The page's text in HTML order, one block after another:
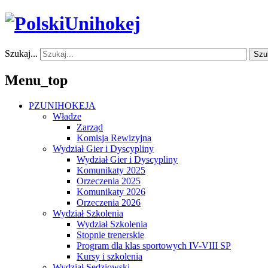
Szukaj...
Menu_top
PZUNIHOKEJA
Władze
Zarząd
Komisja Rewizyjna
Wydział Gier i Dyscypliny
Wydział Gier i Dyscypliny
Komunikaty 2025
Orzeczenia 2025
Komunikaty 2026
Orzeczenia 2026
Wydział Szkolenia
Wydział Szkolenia
Stopnie trenerskie
Program dla klas sportowych IV-VIII SP
Kursy i szkolenia